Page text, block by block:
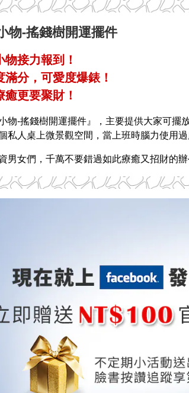
物-搖錢樹開運擺件
物接力報到！
滿分，可愛度爆錶！
癒更要聚財！
物-搖錢樹開運擺件』， 主要提供大家可擺
私人桌上微景觀空間， 當上班時腦力使用過
男女們， 千萬不要錯過如此療癒又招財的辦